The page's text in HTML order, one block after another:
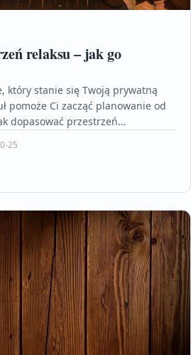
relaksu – jak go
który stanie się Twoją prywatną
pomoże Ci zacząć planowanie od
dopasować przestrzeń…
25